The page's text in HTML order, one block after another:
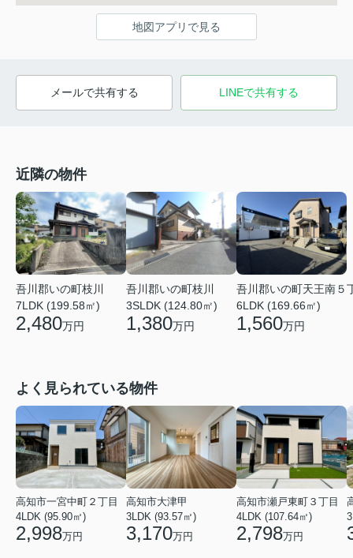
地図アプリで見る
メールで共有する LINEで共有する
近隣の物件
吾川郡いの町枝川
7LDK (199.58㎡)
2,480万円
吾川郡いの町枝川
3SLDK (124.80㎡)
1,380万円
吾川郡いの町天王南５
6LDK (169.66㎡)
1,560万円
よく見られている物件
高知市一宮中町２丁目
4LDK (95.90㎡)
2,998万円
高知市大津甲
3LDK (93.57㎡)
3,170万円
高知市瀬戸東町３丁目
4LDK (107.64㎡)
2,798万円